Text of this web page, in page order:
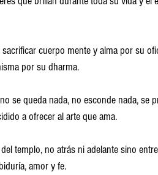
cuerpo mente y alma por su
por su dharma.
se queda nada, no esconde nada, se
a ofrecer al arte que ama.
templo, no atrás ni adelante sino
amor y fe.